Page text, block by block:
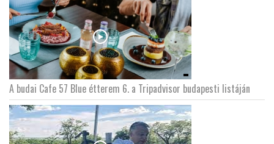
A budai Cafe 57 Blue étterem 6. a Tripadvisor budapesti listáján